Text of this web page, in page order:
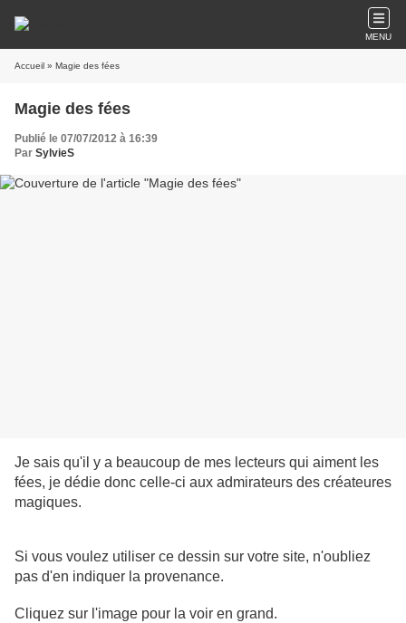
MENU
Accueil » Magie des fées
Magie des fées
Publié le 07/07/2012 à 16:39
Par SylvieS
Je sais qu'il y a beaucoup de mes lecteurs qui aiment les
fées, je dédie donc celle-ci aux admirateurs des créateures
magiques.
Si vous voulez utiliser ce dessin sur votre site, n'oubliez
pas d'en indiquer la provenance.
Cliquez sur l'image pour la voir en grand.